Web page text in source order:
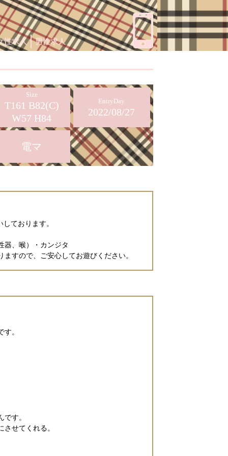
性求人 男性求人
Size
T161 B82(C)
W57 H84
EntryDay
2022/08/27
電マ
ております。
器、喉）・カンジタ
すので、ご安心してお遊びください。
。
す。
せてくれる。